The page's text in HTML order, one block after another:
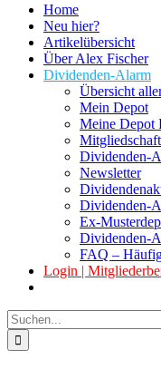
Home
Neu hier?
Artikelübersicht
Über Alex Fischer
Dividenden-Alarm
Übersicht
Mein Depot
Meine Depot
Mitgliedschaft
Dividenden-
Newsletter
Dividenden-
Ex-
Dividenden-
FAQ –
Login |
Suche
nach: